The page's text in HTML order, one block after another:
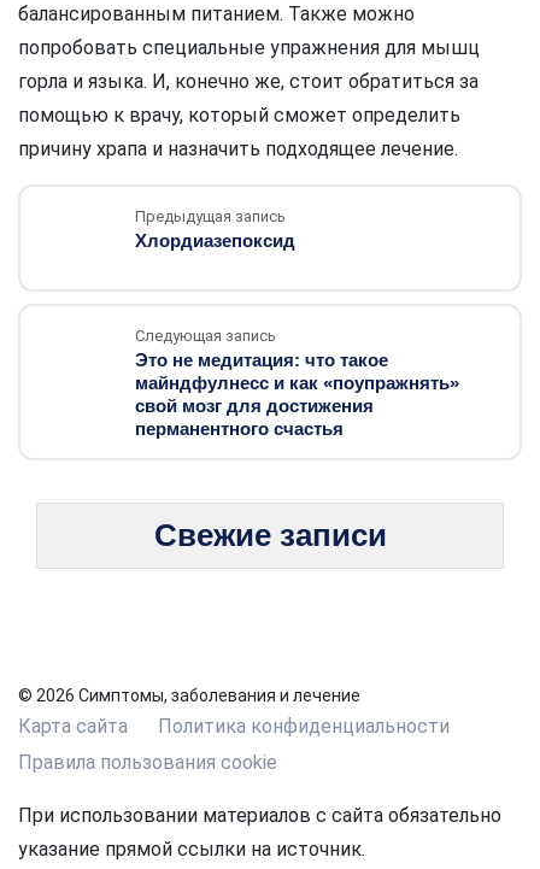
балансированным питанием. Также можно
попробовать специальные упражнения для мышц
горла и языка. И, конечно же, стоит обратиться за
помощью к врачу, который сможет определить
причину храпа и назначить подходящее лечение.
Предыдущая запись
Хлордиазепоксид
Следующая запись
Это не медитация: что такое
майндфулнесс и как «поупражнять»
свой мозг для достижения
перманентного счастья
Свежие записи
© 2026 Симптомы, заболевания и лечение
Карта сайта
Политика конфиденциальности
Правила пользования cookie
При использовании материалов с сайта обязательно
указание прямой ссылки на источник.